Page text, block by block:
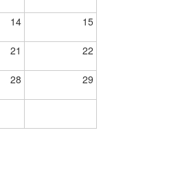
14 15
21 22
28 29